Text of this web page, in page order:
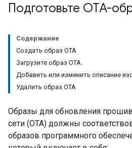
Подготовьте OTA-
Содержание
Создать образ OTA
Загрузите образ OTA.
Добавить или изменить описание
Удалить образ OTA
Образы для обновления
сети (OTA) должны
образов программного